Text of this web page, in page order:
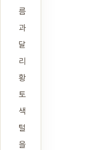
름
과
달
리
황
토
색
털
을